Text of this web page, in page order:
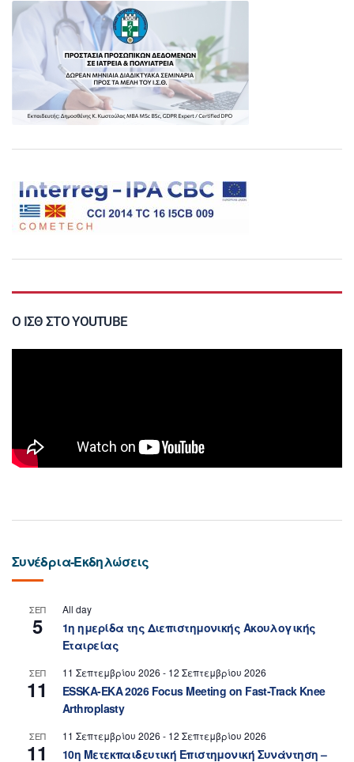
Ο ΙΣΘ ΣΤΟ YOUTUBE
Συνέδρια-Εκδηλώσεις
ΣΕΠ
5
All day
1η ημερίδα της Διεπιστημονικής Ακουλογικής
Εταιρείας
ΣΕΠ
11
11 Σεπτεμβρίου 2026 - 12 Σεπτεμβρίου 2026
ESSKA-EKA 2026 Focus Meeting on Fast-Track Knee
Arthroplasty
ΣΕΠ
11
11 Σεπτεμβρίου 2026 - 12 Σεπτεμβρίου 2026
10η Μετεκπαιδευτική Επιστημονική Συνάντηση –